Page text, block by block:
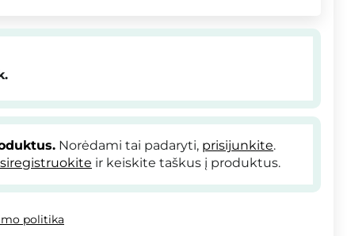
Norėdami tai padaryti, prisijunkite.
ir keiskite taškus į produktus.
politika